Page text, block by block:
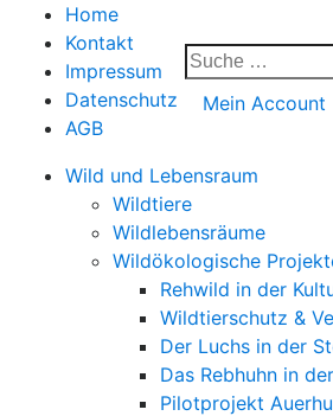
Home
Kontakt
Impressum
Datenschutz
AGB
Mein Account
Wild und Lebensraum
Wildtiere
Wildlebensräume
Wildökologische
Rehwild in der
Wildtierschutz &
Der Luchs in der
Das Rebhuhn in
Pilotprojekt